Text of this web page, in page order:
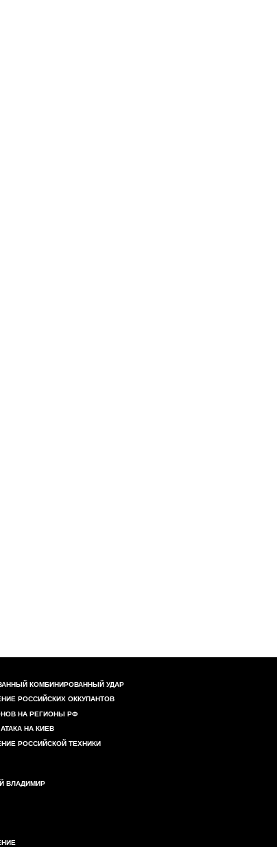
КОМБИНИРОВАННЫЙ УДАР
РОССИЙСКИХ ОККУПАНТОВ
НА РЕГИОНЫ РФ
НА КИЕВ
РОССИЙСКОЙ ТЕХНИКИ
ВЛАДИМИР